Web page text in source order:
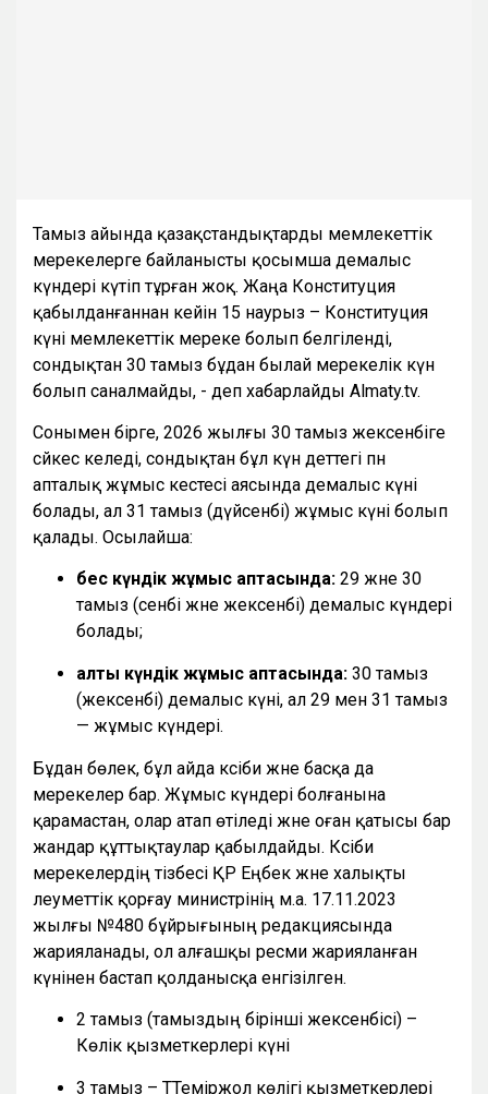
Тамыз айында қазақстандықтарды мемлекеттік
мерекелерге байланысты қосымша демалыс
күндері күтіп тұрған жоқ. Жаңа Конституция
қабылданғаннан кейін 15 наурыз – Конституция
күні мемлекеттік мереке болып белгіленді,
сондықтан 30 тамыз бұдан былай мерекелік күн
болып саналмайды, - деп хабарлайды Almaty.tv.
Сонымен бірге, 2026 жылғы 30 тамыз жексенбіге
сәйкес келеді, сондықтан бұл күн әдеттегі пән
апталық жұмыс кестесі аясында демалыс күні
болады, ал 31 тамыз (дүйсенбі) жұмыс күні болып
қалады. Осылайша:
бес күндік жұмыс аптасында: 29 және 30
тамыз (сенбі және жексенбі) демалыс күндері
болады;
алты күндік жұмыс аптасында: 30 тамыз
(жексенбі) демалыс күні, ал 29 мен 31 тамыз
— жұмыс күндері.
Бұдан бөлек, бұл айда кәсіби және басқа да
мерекелер бар. Жұмыс күндері болғанына
қарамастан, олар атап өтіледі және оған қатысы бар
жандар құттықтаулар қабылдайды. Кәсіби
мерекелердің тізбесі ҚР Еңбек және халықты
әлеуметтік қорғау министрінің м.а. 17.11.2023
жылғы №480 бұйрығының редакциясында
жарияланады, ол алғашқы ресми жарияланған
күнінен бастап қолданысқа енгізілген.
2 тамыз (тамыздың бірінші жексенбісі) –
Көлік қызметкерлері күні
3 тамыз – ТТеміржол көлігі қызметкерлері